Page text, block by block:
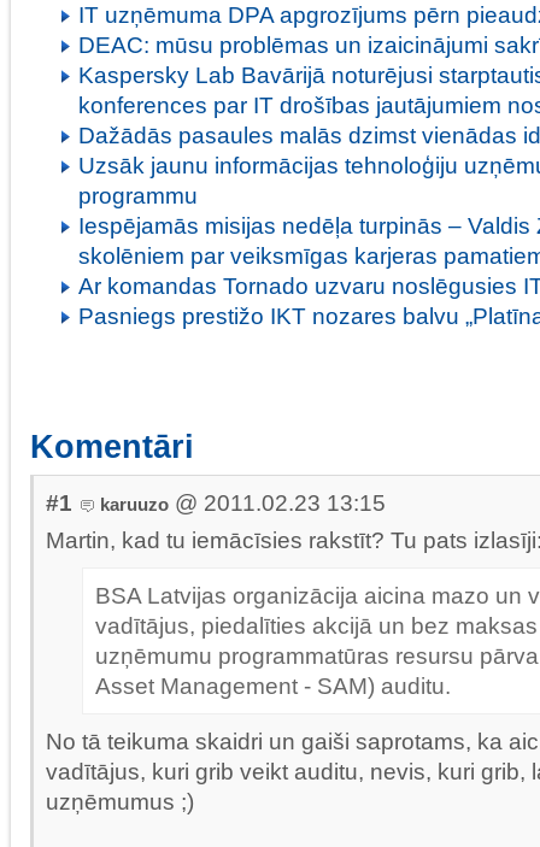
IT uzņēmuma DPA apgrozījums pērn
DEAC: mūsu problēmas un izaicinājumi
Kaspersky Lab Bavārijā noturējusi
konferences par IT drošības jautājumiem
Dažādās pasaules malās dzimst vienādas
Uzsāk jaunu informācijas tehnoloģiju
programmu
Iespējamās misijas nedēļa turpinās – Valdis
skolēniem par veiksmīgas karjeras
Ar komandas Tornado uzvaru noslēgusies
Pasniegs prestižo IKT nozares balvu
Komentāri
#1 karuuzo @ 2011.02.23 13:15
Martin, kad tu iemācīsies rakstīt? Tu pats
BSA Latvijas organizācija aicina mazo un
vadītājus, piedalīties akcijā un bez
uzņēmumu programmatūras resursu
Asset Management - SAM) auditu.
No tā teikuma skaidri un gaiši saprotams, ka
vadītājus, kuri grib veikt auditu, nevis, kuri grib,
uzņēmumus ;)